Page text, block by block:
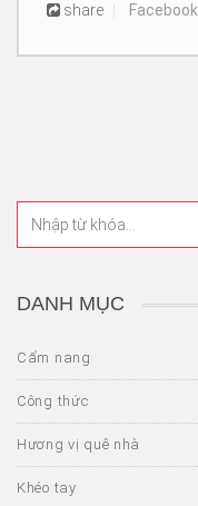
share Facebook
DANH MỤC
Cẩm nang
Công thức
Hương vị quê nhà
Khéo tay